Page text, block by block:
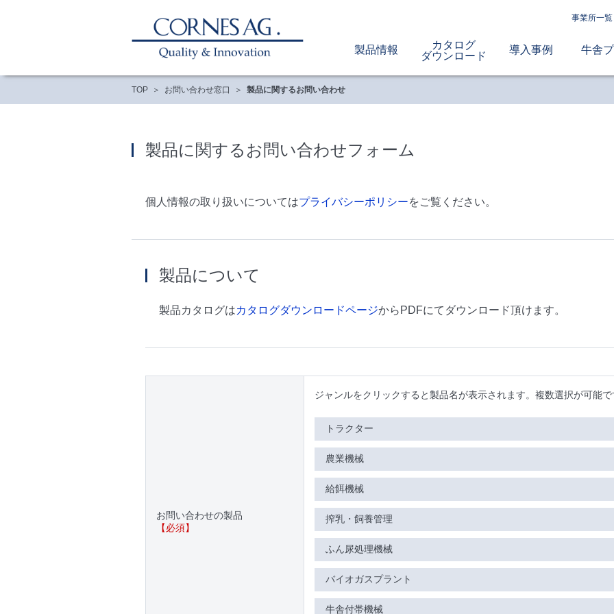
製品情報
カタログ
ダウンロード
導入事例 牛舎
事業所一覧
TOP お問い合わせ窓口 製品に関するお問い合わせ
製品に関するお問い合わせフォーム
個人情報の取り扱いについてはプライバシーポリシーをご覧ください。
製品について
製品カタログはカタログダウンロードページからPDFにてダウンロード頂けます。
お問い合わせの製品
【必須】
ジャンルをクリックすると製品名が表示されます。複数選択が可能で
トラクター
農業機械
給餌機械
搾乳・飼養管理
ふん尿処理機械
バイオガスプラント
牛舎付帯機械